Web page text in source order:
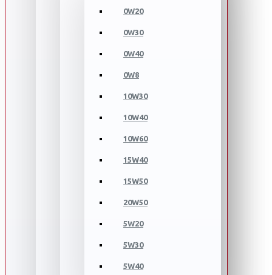
0W20
0W30
0W40
0W8
10W30
10W40
10W60
15W40
15W50
20W50
5W20
5W30
5W40